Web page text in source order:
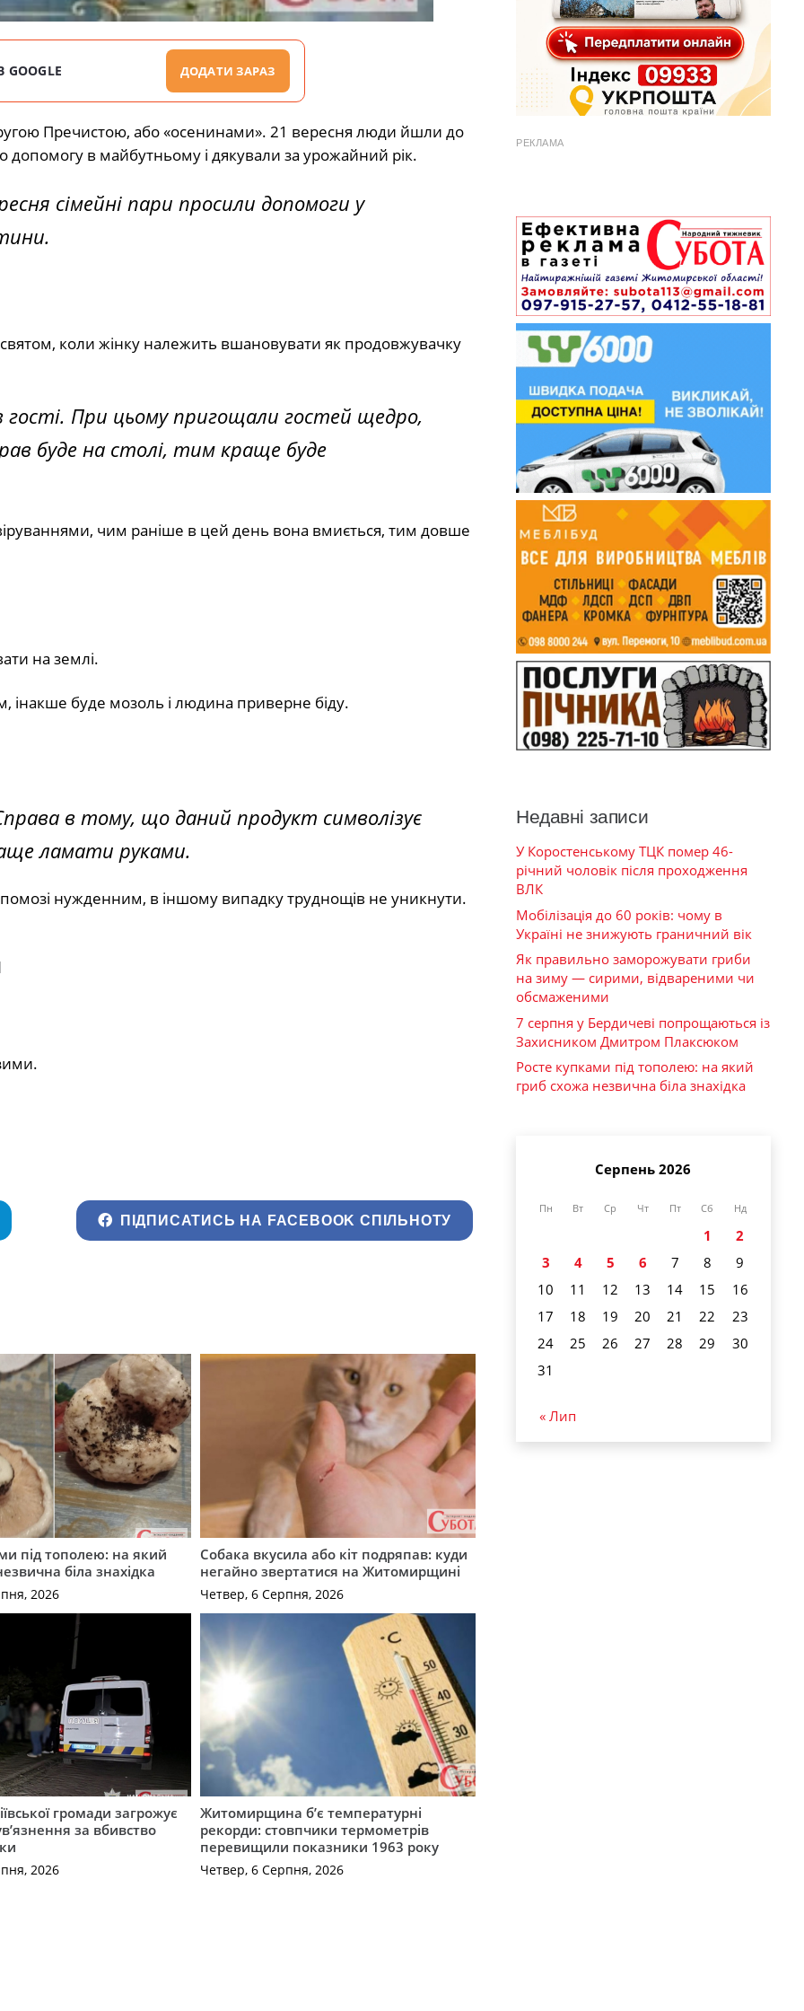
ДОДАТИ ЗАРАЗ
Пречистою, або «осенинами». 21 вересня люди йшли до
допомогу в майбутньому і дякували за урожайний рік.
сімейні пари просили допомоги у
коли жінку належить вшановувати як продовжувачку
При цьому пригощали гостей щедро,
буде на столі, тим краще буде
чим раніше в цей день вона вмиється, тим довше
на землі.
інакше буде мозоль і людина приверне біду.
в тому, що даний продукт символізує
ламати руками.
нужденним, в іншому випадку труднощів не уникнути.
ПІДПИСАТИСЬ НА FACEBOOK СПІЛЬНОТУ
під тополею: на який
біла знахідка
2026
Собака вкусила або кіт подряпав: куди
негайно звертатися на Житомирщині
Четвер, 6 Серпня, 2026
громади загрожує
за вбивство
2026
Житомирщина б’є температурні
рекорди: стовпчики термометрів
перевищили показники 1963 року
Четвер, 6 Серпня, 2026
РЕКЛАМА
Недавні записи
У Коростенському ТЦК помер 46-
річний чоловік після проходження
ВЛК
Мобілізація до 60 років: чому в
Україні не знижують граничний вік
Як правильно заморожувати гриби
на зиму — сирими, відвареними чи
обсмаженими
7 серпня у Бердичеві попрощаються із
Захисником Дмитром Плаксюком
Росте купками під тополею: на який
гриб схожа незвична біла знахідка
Серпень 2026
Пн Вт Ср Чт Пт Сб Нд
1
2
3
4 5 6 7 8
9
10
11 12 13 14 15
16
17
18 19 20 21 22
23
24
25 26 27 28 29
30
31
« Лип